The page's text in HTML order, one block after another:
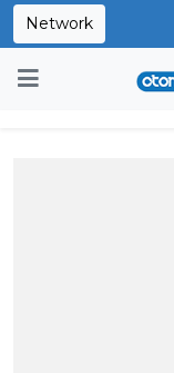
Network